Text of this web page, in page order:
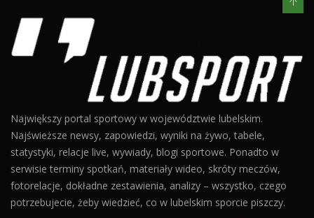
Największy portal sportowy w województwie lubelskim.
Najświeższe newsy, zapowiedzi, wyniki na żywo, tabele,
statystyki, relacje live, wywiady, blogi sportowe. Ponadto w
serwisie terminy spotkań, materiały wideo, skróty meczów,
fotorelacje, dokładne zestawienia, analizy – wszystko, czego
potrzebujecie, żeby wiedzieć, co w lubelskim sporcie piszczy.